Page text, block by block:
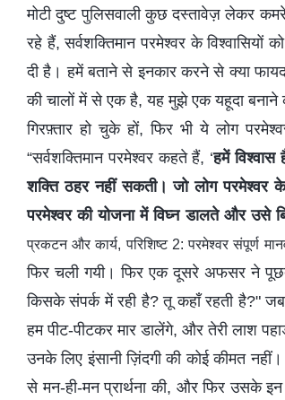
मोटी दुष्ट पुलिसवाली कुछ दस्तावेज़ लेकर
रहे हैं, सर्वशक्तिमान परमेश्वर के
दी है। हमें बताने से इनकार करने से क्या
की चालों में से एक है, यह मुझे एक यहूदा
गिरफ़्तार हो चुके हों, फिर भी ये लोग
“सर्वशक्तिमान परमेश्वर कहते हैं, ‘हमें विश्वास
शक्ति ठहर नहीं सकती। जो लोग परमेश्वर
परमेश्वर की योजना में विघ्न डालते और उसे
प्रकटन और कार्य, परिशिष्ट 2: परमेश्वर संपूर्ण
फिर चली गयी। फिर एक दूसरे अफसर ने
किसके संपर्क में रही है? तू कहाँ रहती है?"
हम पीट-पीटकर मार डालेंगे, और तेरी लाश
उनके लिए इंसानी ज़िंदगी की कोई कीमत
से मन-ही-मन प्रार्थना की, और फिर उसके इन